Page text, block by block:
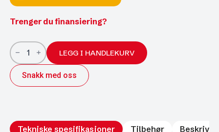
Trenger du finansiering?
Ifor
Williams
Tow-
Max
2514
1600kg
LEGG I HANDLEKURV
Snakk med oss
Tekniske spesifikasjoner Tilbehør